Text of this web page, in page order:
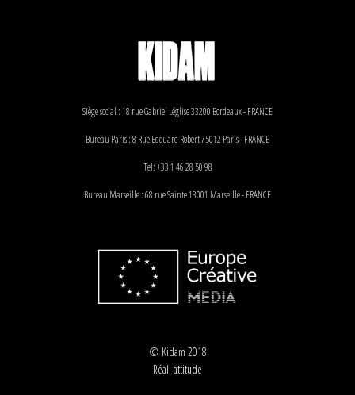
Siège social : 18 rue Gabriel Léglise 33200 Bordeaux - FRANCE
Bureau Paris : 8 Rue Edouard Robert 75012 Paris - FRANCE
Tel: +33 1 46 28 50 98
Bureau Marseille : 68 rue Sainte 13001 Marseille - FRANCE
© Kidam 2018
Réal: attitude